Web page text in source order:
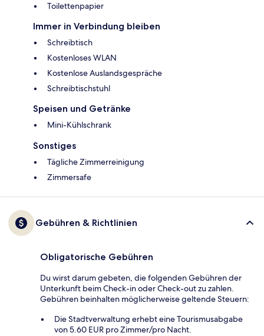
Toilettenpapier
Immer in Verbindung bleiben
Schreibtisch
Kostenloses WLAN
Kostenlose Auslandsgespräche
Schreibtischstuhl
Speisen und Getränke
Mini-Kühlschrank
Sonstiges
Tägliche Zimmerreinigung
Zimmersafe
Gebühren & Richtlinien
Obligatorische Gebühren
Du wirst darum gebeten, die folgenden Gebühren der
Unterkunft beim Check-in oder Check-out zu zahlen.
Gebühren beinhalten möglicherweise geltende Steuern:
Die Stadtverwaltung erhebt eine Tourismusabgabe
von 5.60 EUR pro Zimmer/pro Nacht.